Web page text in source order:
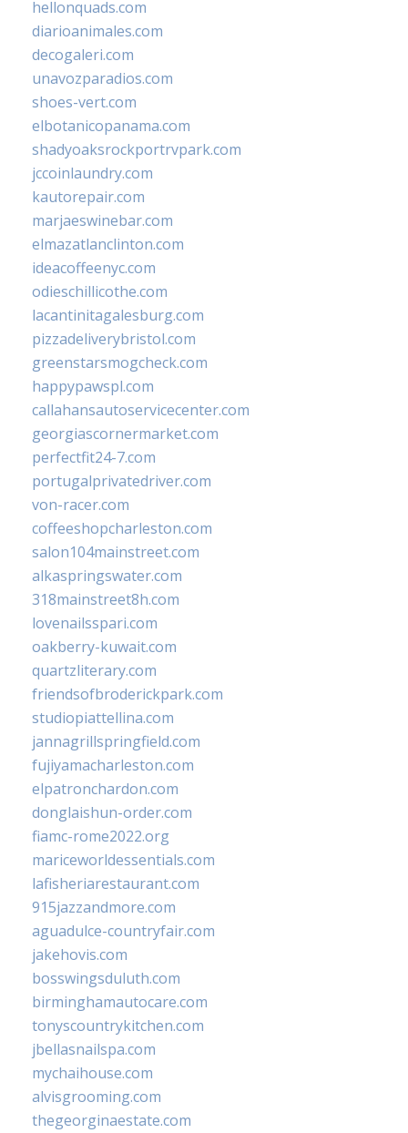
hellonquads.com
diarioanimales.com
decogaleri.com
unavozparadios.com
shoes-vert.com
elbotanicopanama.com
shadyoaksrockportrvpark.com
jccoinlaundry.com
kautorepair.com
marjaeswinebar.com
elmazatlanclinton.com
ideacoffeenyc.com
odieschillicothe.com
lacantinitagalesburg.com
pizzadeliverybristol.com
greenstarsmogcheck.com
happypawspl.com
callahansautoservicecenter.com
georgiascornermarket.com
perfectfit24-7.com
portugalprivatedriver.com
von-racer.com
coffeeshopcharleston.com
salon104mainstreet.com
alkaspringswater.com
318mainstreet8h.com
lovenailsspari.com
oakberry-kuwait.com
quartzliterary.com
friendsofbroderickpark.com
studiopiattellina.com
jannagrillspringfield.com
fujiyamacharleston.com
elpatronchardon.com
donglaishun-order.com
fiamc-rome2022.org
mariceworldessentials.com
lafisheriarestaurant.com
915jazzandmore.com
aguadulce-countryfair.com
jakehovis.com
bosswingsduluth.com
birminghamautocare.com
tonyscountrykitchen.com
jbellasnailspa.com
mychaihouse.com
alvisgrooming.com
thegeorginaestate.com